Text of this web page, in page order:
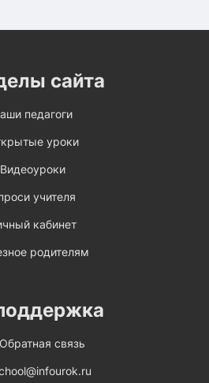
сайта
педагоги
уроки
Видеоуроки
учителя
кабинет
родителям
Обратная связь